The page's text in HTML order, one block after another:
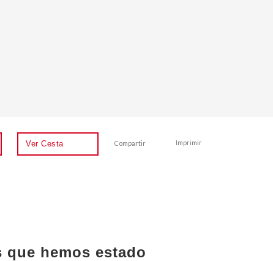
Ver Cesta Compartir Imprimir
hemos estado